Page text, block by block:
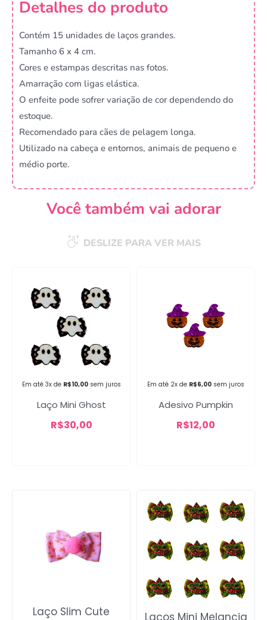
Detalhes do produto
Contém 15 unidades de laços grandes.
Tamanho 6 x 4 cm.
Cores e estampas descritas nas fotos.
Amarração com ligas elástica.
O enfeite pode sofrer variação de cor dependendo do
estoque.
Recomendado para cães de pelagem longa.
Utilizado na cabeça e entornos, animais de pequeno e
médio porte.
Você também vai adorar
DESLIZE PARA VER MAIS
Em até 3x de R$10,00 sem juros
Laço Mini Ghost
R$30,00
Em até 2x de R$6,00 sem juros
Adesivo Pumpkin
R$12,00
Laço Slim Cute
Laços Mini Melancia
Campanha lançada com